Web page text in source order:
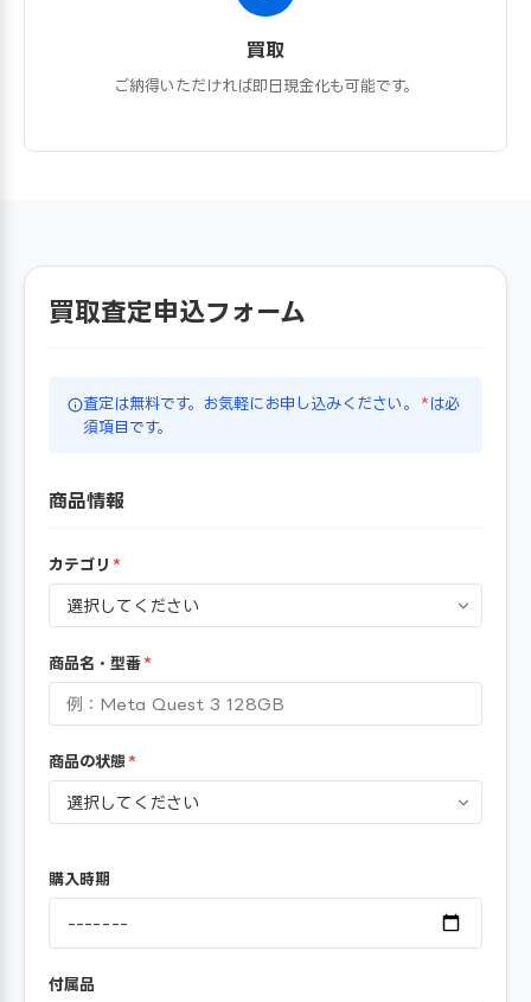
買取
ご納得いただければ即日現金化も可能です。
買取査定申込フォーム
査定は無料です。お気軽にお申し込みください。 * は必
須項目です。
商品情報
カテゴリ *
商品名・型番*
商品の状態*
購入時期
付属品